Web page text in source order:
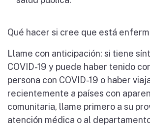
Qué hacer si cree que está
Llame con anticipación: si tiene
COVID-19 y puede haber tenido
persona con COVID-19 o haber
recientemente a países con
comunitaria, llame primero a su
atención médica o al